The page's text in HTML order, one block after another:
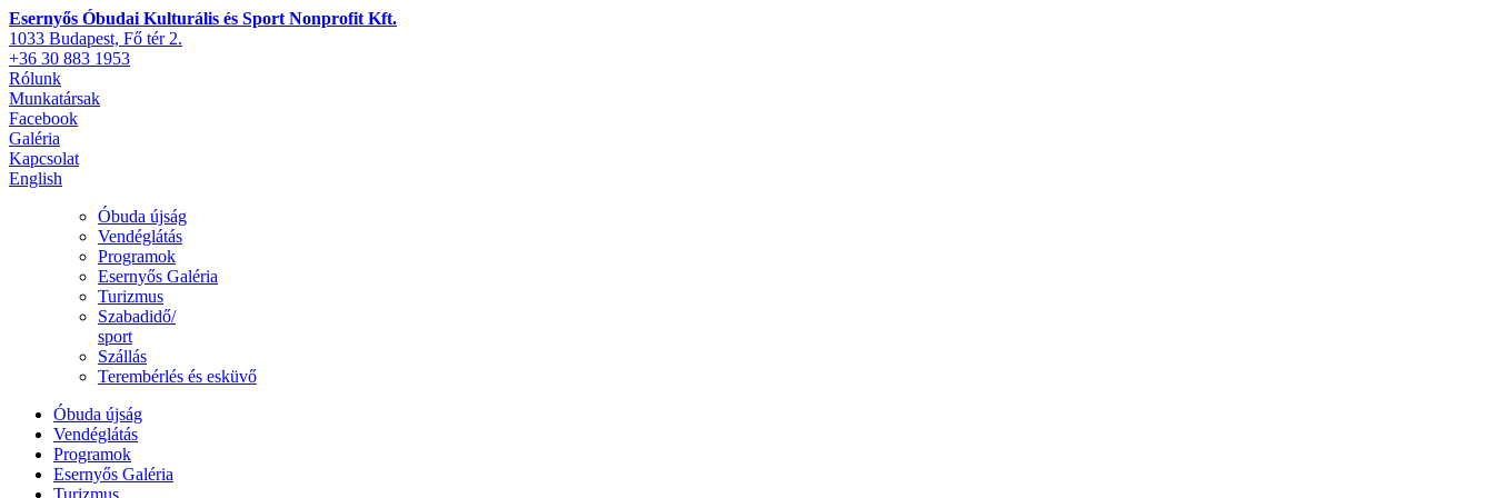
Esernyős Óbudai Kulturális és Sport Nonprofit Kft.
1033 Budapest, Fő tér 2.
+36 30 883 1953
Rólunk
Munkatársak
Facebook
Galéria
Kapcsolat
English
Óbuda újság
Vendéglátás
Programok
Esernyős Galéria
Turizmus
Szabadidő/
sport
Szállás
Terembérlés és esküvő
Óbuda újság
Vendéglátás
Programok
Esernyős Galéria
Turizmus